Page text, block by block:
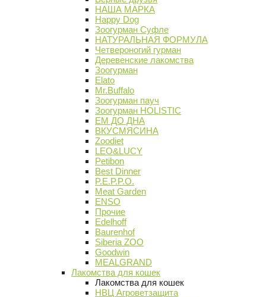
НАША МАРКА
Happy Dog
Зоогурман Суфле
НАТУРАЛЬНАЯ ФОРМУЛА
Четвероногий гурман
Деревенские лакомства
Зоогурман
Elato
Mr.Buffalo
Зоогурман пауч
Зоогурман HOLISTIC
ЕМ ДО ДНА
ВКУСМЯСИНА
Zoodiet
LEO&LUCY
Petibon
Best Dinner
P.E.P.P.O.
Meat Garden
ENSO
Прочие
Edelhoff
Baurenhof
Siberia ZOO
Goodwin
MEALGRAND
Лакомства для кошек
Лакомства для кошек
НВЦ Агроветзащита